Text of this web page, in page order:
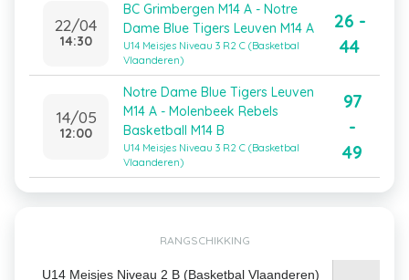
22/04
14:30
BC Grimbergen M14 A - Notre
Dame Blue Tigers Leuven M14 A
U14 Meisjes Niveau 3 R2 C (Basketbal
Vlaanderen)
26 -
44
14/05
12:00
Notre Dame Blue Tigers Leuven
M14 A - Molenbeek Rebels
Basketball M14 B
U14 Meisjes Niveau 3 R2 C (Basketbal
Vlaanderen)
97
-
49
RANGSCHIKKING
U14 Meisjes Niveau 2 B (Basketbal Vlaanderen)